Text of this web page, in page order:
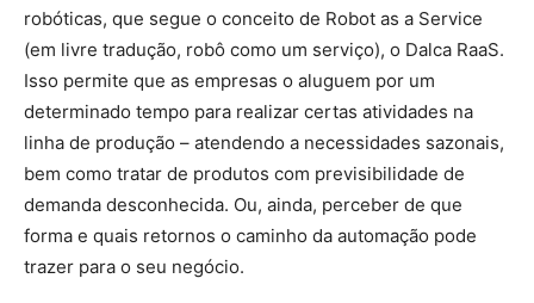
robóticas, que segue o conceito de Robot as a Service
(em livre tradução, robô como um serviço), o Dalca RaaS.
Isso permite que as empresas o aluguem por um
determinado tempo para realizar certas atividades na
linha de produção – atendendo a necessidades sazonais,
bem como tratar de produtos com previsibilidade de
demanda desconhecida. Ou, ainda, perceber de que
forma e quais retornos o caminho da automação pode
trazer para o seu negócio.